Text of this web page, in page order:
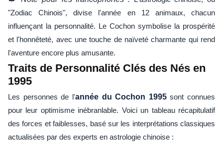
"Zodiac Chinois", divise l'année en 12 animaux, chacun
influençant la personnalité. Le Cochon symbolise la prospérité
et l'honnêteté, avec une touche de naïveté charmante qui rend
l'aventure encore plus amusante.
Traits de Personnalité Clés des Nés en
1995
Les personnes de l'année du Cochon 1995sont connues
pour leur optimisme inébranlable. Voici un tableau récapitulatif
des forces et faiblesses, basé sur les interprétations classiques
actualisées par des experts en astrologie chinoise :